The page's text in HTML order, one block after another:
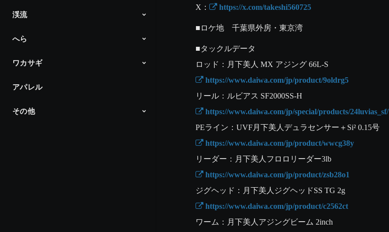
アユイング
ダイワ鮎の王国
Products
渓流
Products
へら
へら通信
Products
ワカサギ
ワカサギ最前線
Products
アパレル
その他
X：
https://x.com/takeshi560725
■ロケ地　千葉県外房・東京湾
■タックルデータ
https://www.daiwa.com/jp/product/9oldrg5
https://www.daiwa.com/jp/special/products/24luvias_sf/
https://www.daiwa.com/jp/product/wwcg38y
https://www.daiwa.com/jp/product/zsb28o1
https://www.daiwa.com/jp/product/c2562ct